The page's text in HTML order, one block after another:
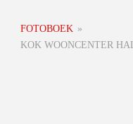
FOTOBOEK »
KOK WOONCENTER